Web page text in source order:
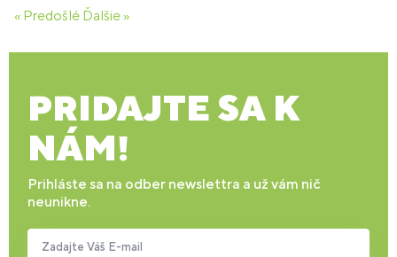
« Predošlé Ďalšie »
PRIDAJTE SA K
NÁM!
Prihláste sa na odber newslettra a už vám nič
neunikne.
Zadajte Váš E-mail